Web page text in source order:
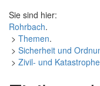
Sie sind hier:
Rohrbach.
> Themen.
> Sicherheit und
> Zivil- und